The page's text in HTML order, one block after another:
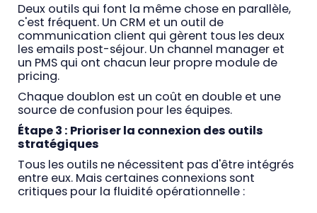
Deux outils qui font la même chose en parallèle,
c'est fréquent. Un CRM et un outil de
communication client qui gèrent tous les deux
les emails post-séjour. Un channel manager et
un PMS qui ont chacun leur propre module de
pricing.
Chaque doublon est un coût en double et une
source de confusion pour les équipes.
Étape 3 : Prioriser la connexion des outils
stratégiques
Tous les outils ne nécessitent pas d'être intégrés
entre eux. Mais certaines connexions sont
critiques pour la fluidité opérationnelle :